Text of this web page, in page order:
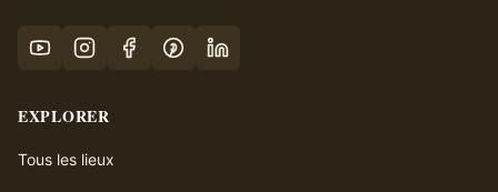
EXPLORER
Tous les lieux